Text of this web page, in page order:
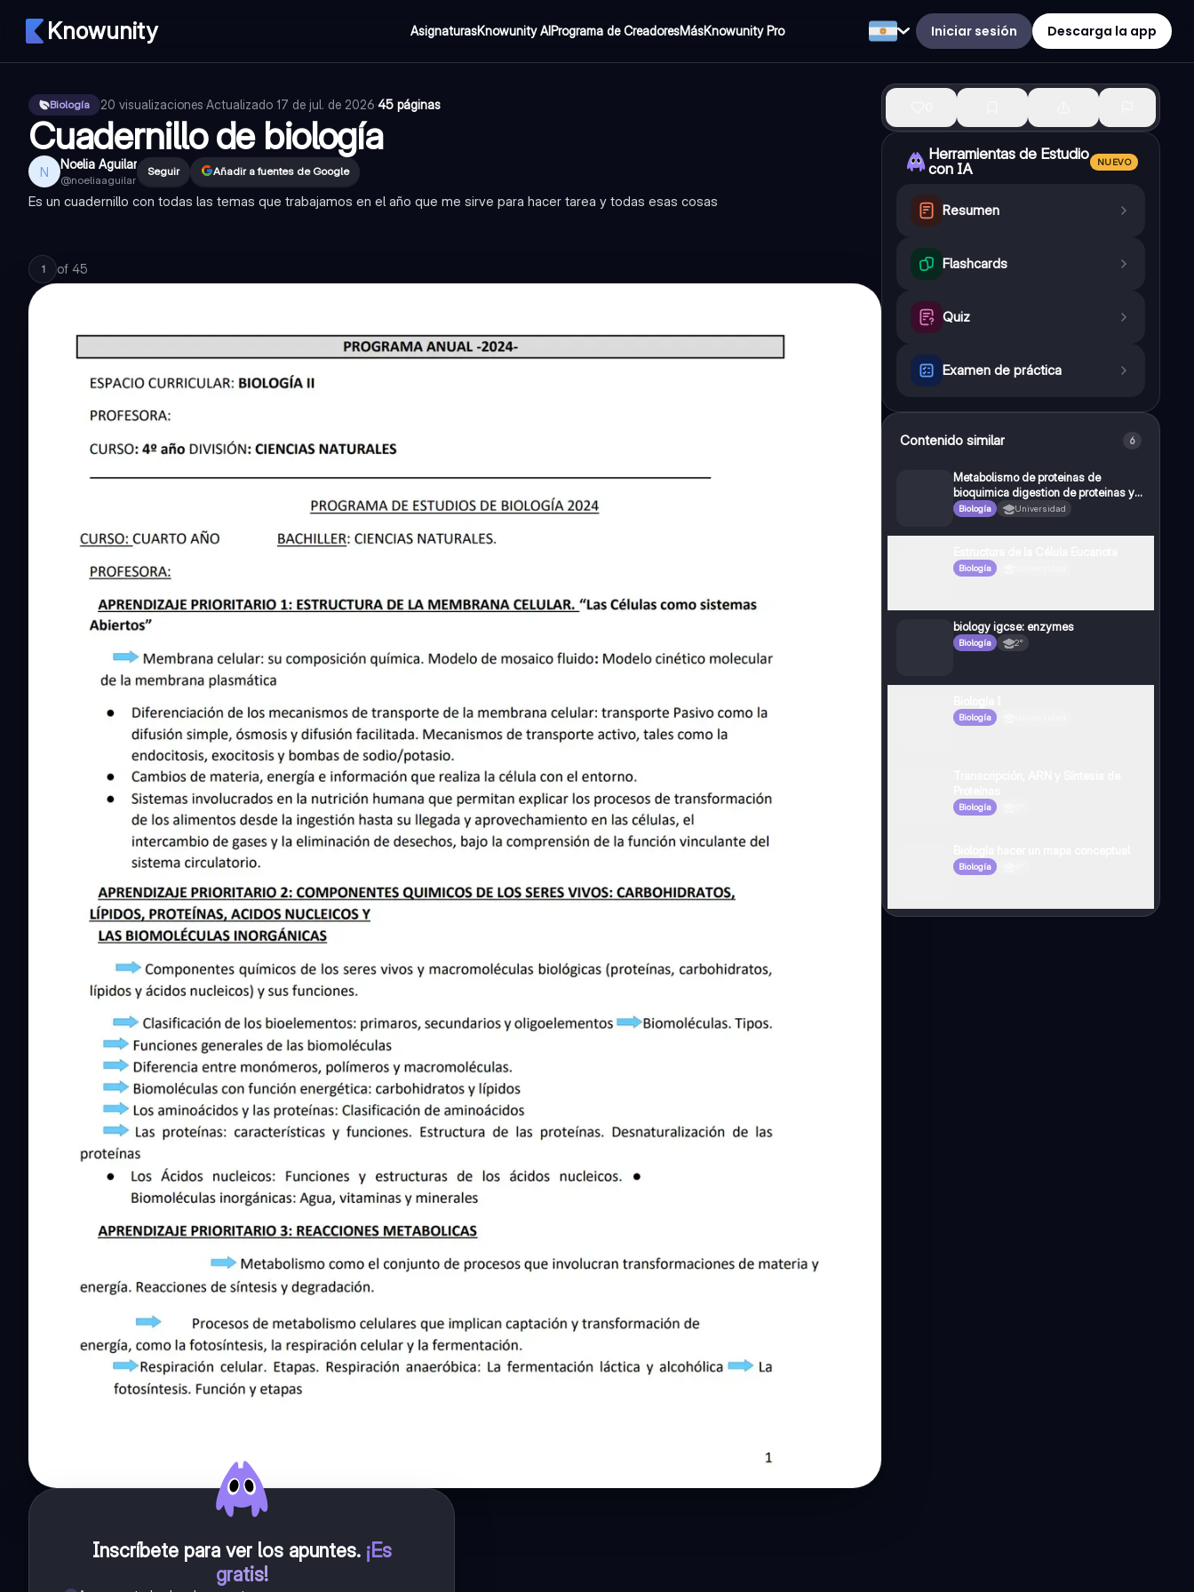
Knowunity AsignaturasKnowunity AIPrograma de CreadoresMásKnowunity Pro Iniciar sesión Descarga la app
Biología 20 visualizaciones·Actualizado 17 de jul. de 2026·45 páginas
Cuadernillo de biología
N Noelia Aguilar
@noeliaaguilar
Seguir Añadir a fuentes de Google
Es un cuadernillo con todas las temas que trabajamos en el año que me sirve para hacer tarea y todas esas cosas
1 of 45
Inscríbete para ver los apuntes. ¡Es
gratis!
Herramientas de Estudio
con IA
NUEVO
Resumen
Flashcards
Quiz
Examen de práctica
Contenido similar 6
Metabolismo de proteinas de
bioquimica digestion de proteinas y
mas
Biología Universidad
Biología
biology igcse: enzymes
Biología 2°
Biología
Biología
Biología